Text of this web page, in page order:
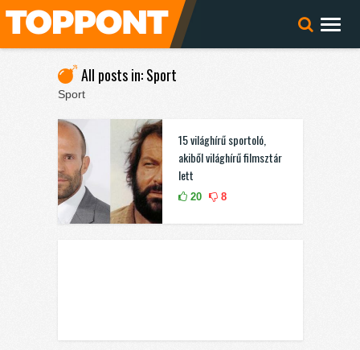
All posts in: Sport
Sport
15 világhírű sportoló,
akiből világhírű filmsztár
lett
20 8